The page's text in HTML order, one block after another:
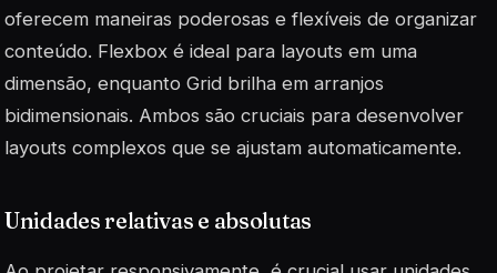
oferecem maneiras poderosas e flexíveis de organizar
conteúdo. Flexbox é ideal para layouts em uma
dimensão, enquanto Grid brilha em arranjos
bidimensionais. Ambos são cruciais para desenvolver
layouts complexos que se ajustam automaticamente.
Unidades relativas e absolutas